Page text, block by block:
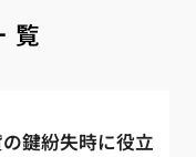
覧
鍵紛失時に役立